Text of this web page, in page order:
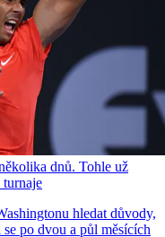
dnů. Tohle už
turnaje
hledat důvody,
po dvou a půl měsících